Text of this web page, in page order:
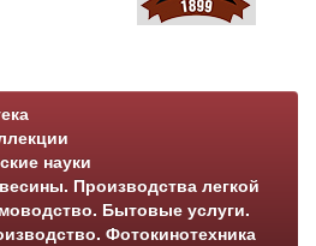
науки
Производства легкой
Бытовые услуги.
Фотокинотехника